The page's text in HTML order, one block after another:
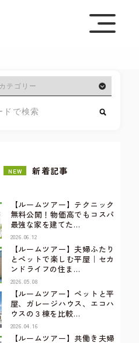
NEW 新着記事
【ルームツアー】テクニック
無料公開！物価高でもコスパ
最強な家を建てた…
2026.06.12
【ルームツアー】夫婦ふたり
とペットで楽しむ平屋｜セカ
ンドライフの住ま…
2026.05.08
【ルームツアー】ペットと平
屋、ガレージハウス、エコハ
ウスの３棟を比較…
2026.04.16
【ルームツアー】共働き夫婦
ついて、およびご質問